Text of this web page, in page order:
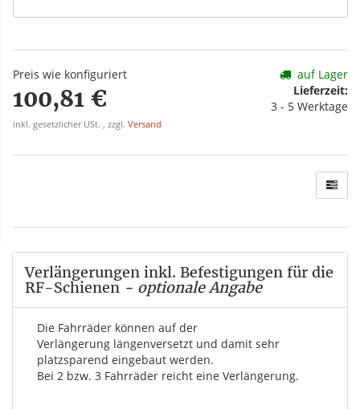
Preis wie konfiguriert
100,81 €
inkl. gesetzlicher USt. , zzgl. Versand
auf Lager
Lieferzeit:
3 - 5 Werktage
Verlängerungen inkl. Befestigungen für die
RF-Schienen - optionale Angabe
Die Fahrräder können auf der
Verlängerung längenversetzt und damit sehr
platzsparend eingebaut werden.
Bei 2 bzw. 3 Fahrräder reicht eine Verlängerung.